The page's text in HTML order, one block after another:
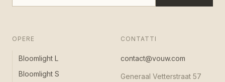
OPERE
Bloomlight L
Bloomlight S
CONTATTI
contact@vouw.com
Generaal Vetterstraat 57